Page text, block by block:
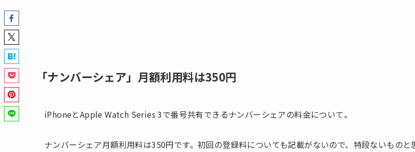
「ナンバーシェア」月額利用料は350円
iPhoneとApple Watch Series 3で番号共有できるナンバーシェアの料金について。
ナンバーシェア月額利用料は350円です。初回の登録料についても記載がないので、特段ないものと